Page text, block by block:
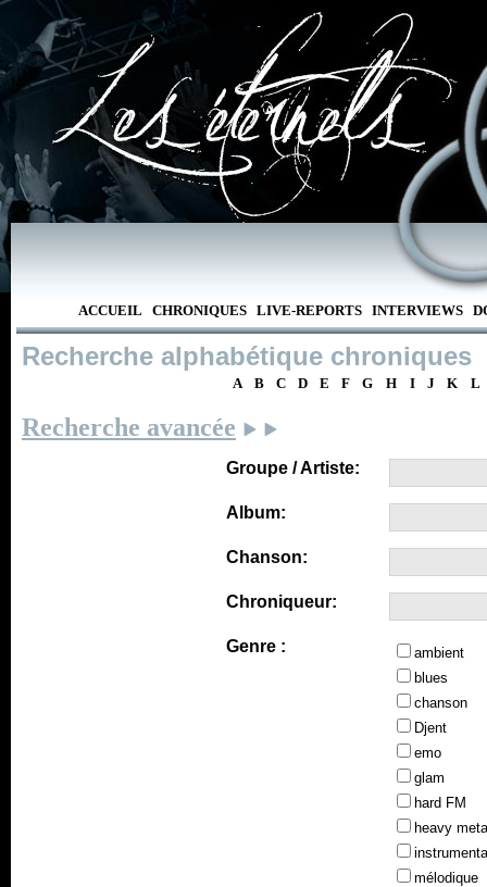
ACCUEIL CHRONIQUES LIVE-REPORTS INTERVIEWS
Recherche alphabétique chroniques
A B C D E F G H I J K L
Recherche avancée
Groupe / Artiste:
Album:
Chanson:
Chroniqueur:
Genre :
ambient
blues
chanson
Djent
emo
glam
hard FM
heavy
mélodique